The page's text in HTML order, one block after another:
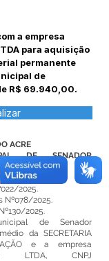
a empresa
para aquisição
permanente
de
R$ 69.940,00.
ACRE
DE SENADOR
2026.
2025.
Nº078/2025.
2025.
de Senador
da SECRETARIA
e a empresa
LTDA, CNPJ